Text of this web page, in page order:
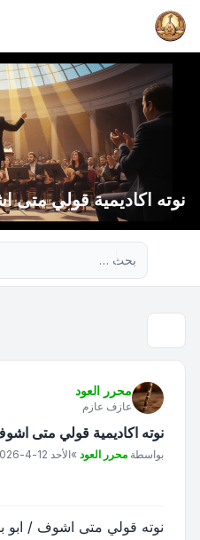
نوته اكاديمية قولي
محرر العود
عازف عازم
نوته اكاديمية قولي متى
مشاركة
بواسطة محرر العود »الأحد 12-4-2026 10:36 am
نوته قولي متى اشوف / ابو